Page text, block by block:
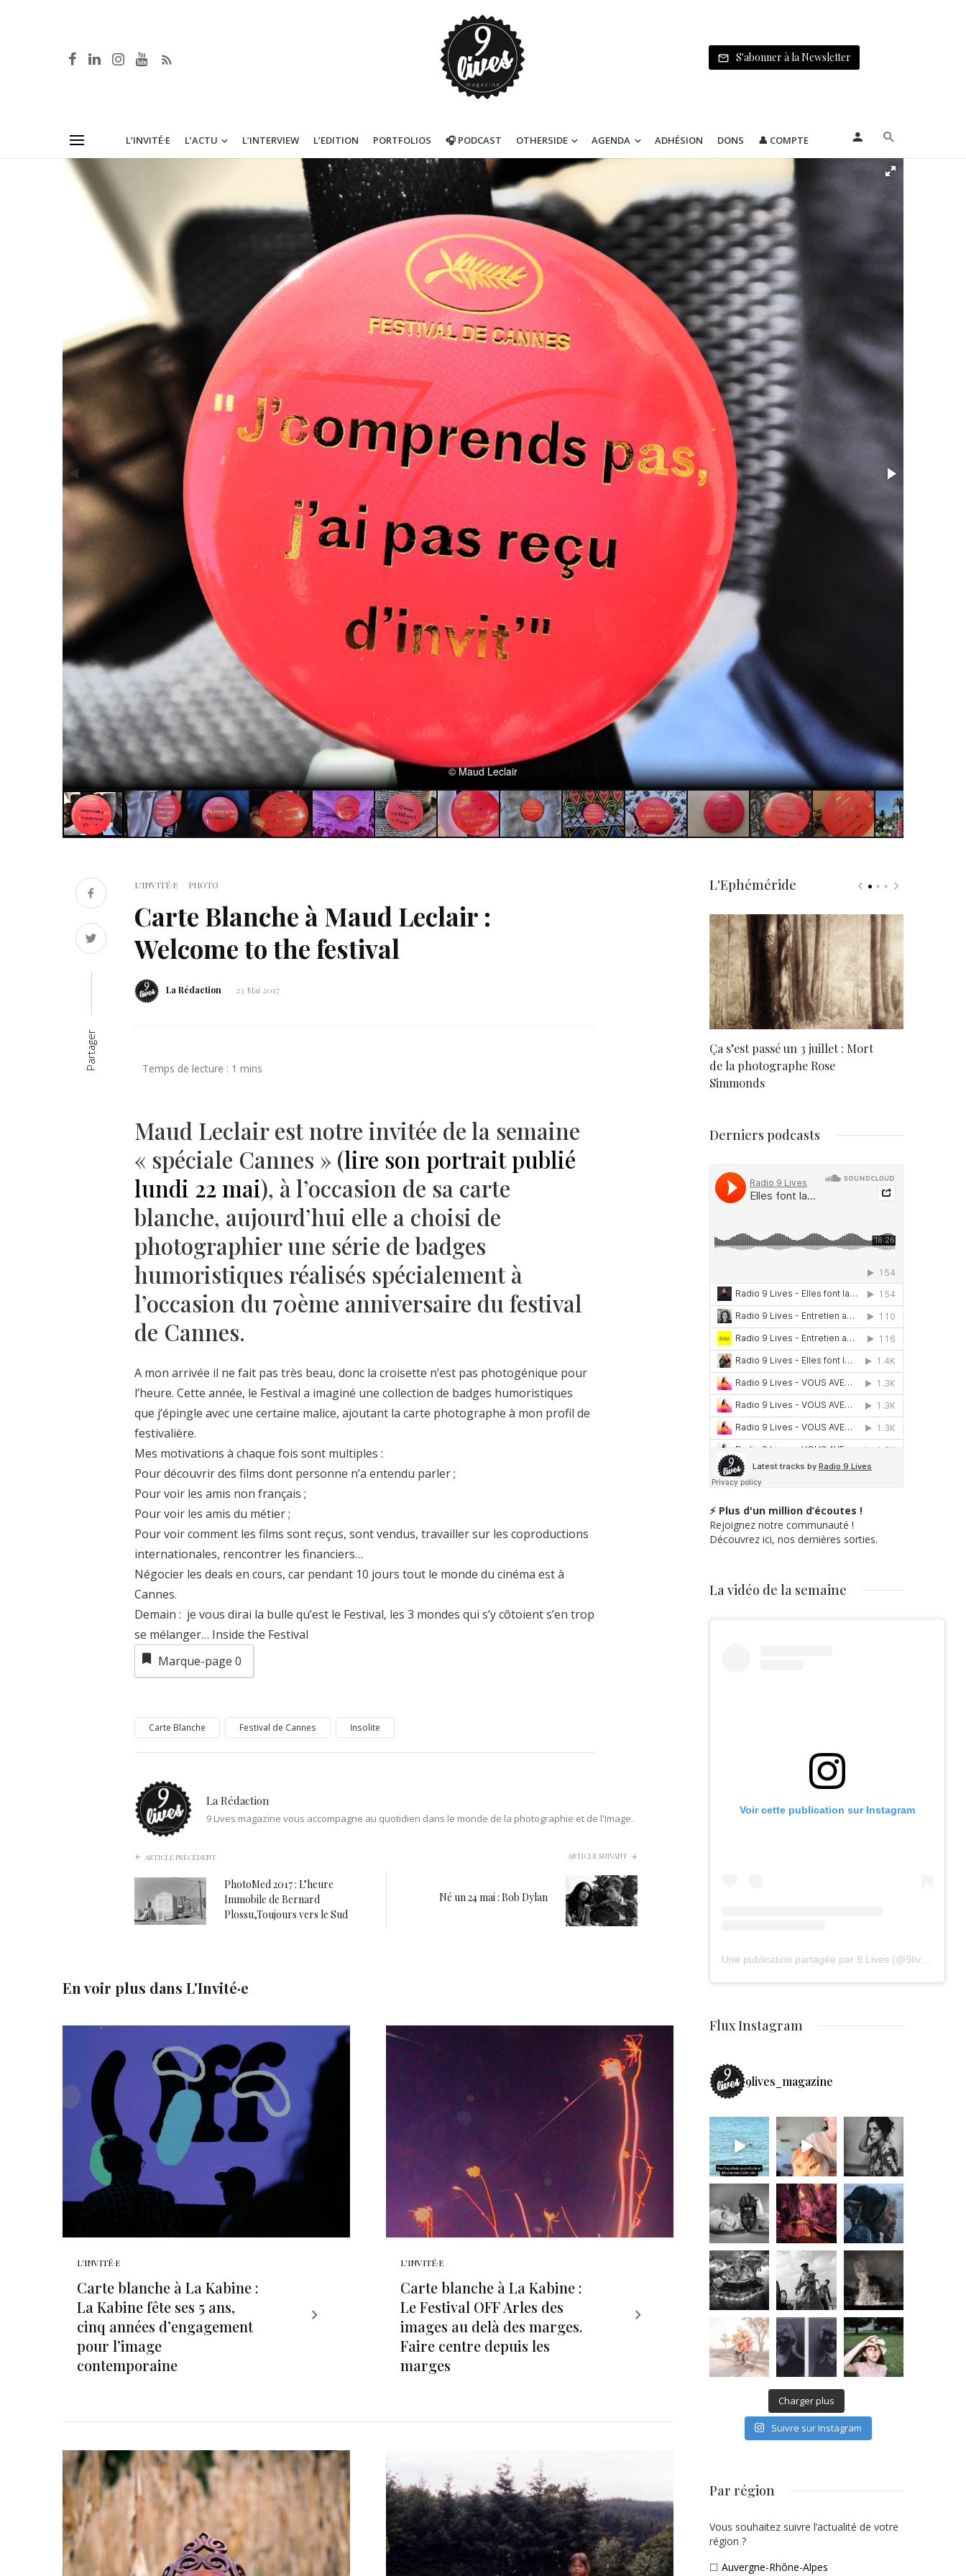
S'abonner à la Newsletter
L’INVITÉ·E L’ACTU L’INTERVIEW L’EDITION PORTFOLIOS 🎧 PODCAST OTHERSIDE AGENDA ADHÉSION DONS 👤 COMPTE
© Maud Leclair
Partager
L'INVITÉ·E PHOTO
Carte Blanche à Maud Leclair :
Welcome to the festival
La Rédaction 23 Mai 2017
Maud Leclair est notre invitée de la semaine
« spéciale Cannes » (lire son portrait publié
lundi 22 mai), à l’occasion de sa carte
blanche, aujourd’hui elle a choisi de
photographier une série de badges
humoristiques réalisés spécialement à
l’occasion du 70ème anniversaire du festival
de Cannes.
A mon arrivée il ne fait pas très beau, donc la croisette n’est pas photogénique pour
l’heure. Cette année, le Festival a imaginé une collection de badges humoristiques
que j’épingle avec une certaine malice, ajoutant la carte photographe à mon profil de
festivalière.
Mes motivations à chaque fois sont multiples :
Pour découvrir des films dont personne n’a entendu parler ;
Pour voir les amis non français ;
Pour voir les amis du métier ;
Pour voir comment les films sont reçus, sont vendus, travailler sur les coproductions
internationales, rencontrer les financiers…
Négocier les deals en cours, car pendant 10 jours tout le monde du cinéma est à
Cannes.
Demain : je vous dirai la bulle qu’est le Festival, les 3 mondes qui s’y côtoient s’en trop
se mélanger… Inside the Festival
Marque-page 0
Carte Blanche Festival de Cannes Insolite
La Rédaction
9 Lives magazine vous accompagne au quotidien dans le monde de la photographie et de l'Image.
ARTICLE PRÉCÉDENT
PhotoMed 2017 : L’heure
Immobile de Bernard
Plossu,Toujours vers le Sud
ARTICLE SUIVANT
Né un 24 mai : Bob Dylan
En voir plus dans L'Invité·e
L'INVITÉ·E
Carte blanche à La Kabine :
La Kabine fête ses 5 ans,
cinq années d’engagement
pour l’image
contemporaine
L'INVITÉ·E
Carte blanche à La Kabine :
Le Festival OFF Arles des
images au delà des marges.
Faire centre depuis les
marges
L'Ephéméride
Ça s’est passé un 3 juillet : Mort
de la photographe Rose
Simmonds
Derniers podcasts
⚡ Plus d'un million d’écoutes !
Rejoignez notre communauté !
Découvrez ici, nos dernières sorties.
La vidéo de la semaine
Voir cette publication sur Instagram
Flux Instagram
9lives_magazine
Charger plus
Suivre sur Instagram
Par région
Vous souhaitez suivre l’actualité de votre
région ?
☐ Auvergne-Rhône-Alpes